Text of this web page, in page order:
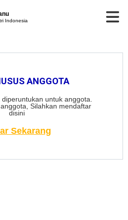
Indonesia
ANGGOTA
untuk anggota.
Silahkan mendaftar
disini
Sekarang